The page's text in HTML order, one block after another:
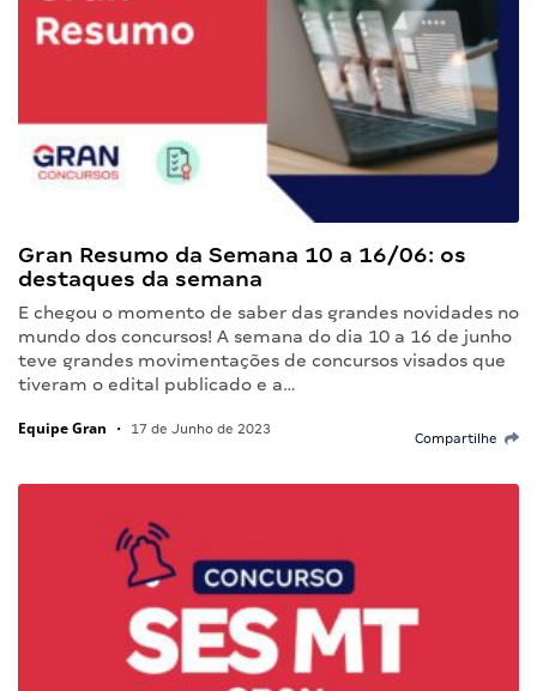
Gran Resumo da Semana 10 a 16/06: os
destaques da semana
E chegou o momento de saber das grandes novidades no
mundo dos concursos! A semana do dia 10 a 16 de junho
teve grandes movimentações de concursos visados que
tiveram o edital publicado e a…
Equipe Gran • 17 de Junho de 2023
Compartilhe